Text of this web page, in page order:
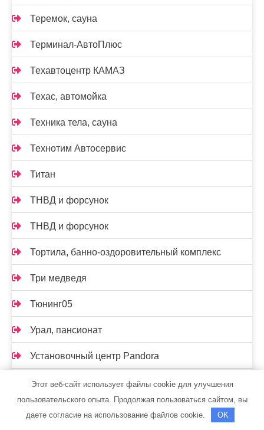
Теремок, сауна
Терминал-АвтоПлюс
Техавтоцентр КАМАЗ
Техас, автомойка
Техника тела, сауна
Технотим Автосервис
Титан
ТНВД и форсунок
ТНВД и форсунок
Тортила, банно-оздоровительный комплекс
Три медведя
Тюнинг05
Урал, пансионат
Установочный центр Pandora
Установочный центр Pandora
Этот веб-сайт использует файлы cookie для улучшения
пользовательского опыта. Продолжая пользоваться сайтом, вы
даете согласие на использование файлов cookie.
OK